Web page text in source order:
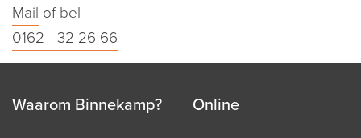
Mail of bel
0162 - 32 26 66
Waarom Binnekamp? Online